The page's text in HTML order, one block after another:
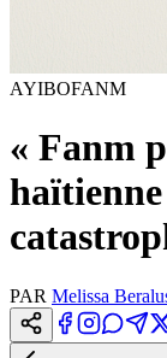
AYIBOFANM
« Fanm
haïtienne
PAR Melissa